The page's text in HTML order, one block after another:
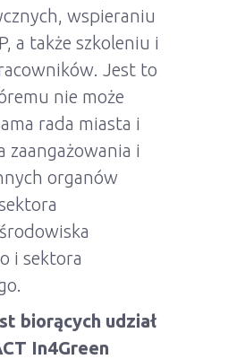
wspieraniu
a także szkoleniu i
Jest to
nie może
rada miasta i
zaangażowania i
organów
i sektora
biorących udział
In4Green